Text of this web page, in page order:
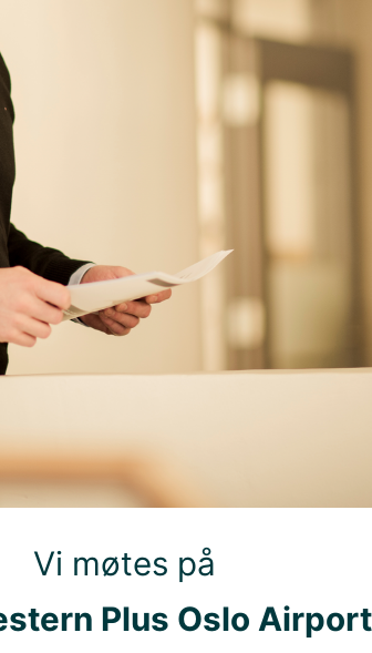
Vi møtes på
Plus Oslo Airport